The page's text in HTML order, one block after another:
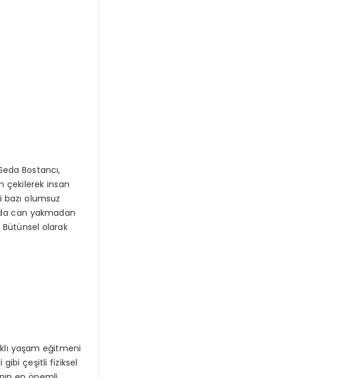
Bostancı,
çekilerek insan
bazı olumsuz
can yakmadan
olarak
yaşam eğitmeni
gibi çeşitli fiziksel